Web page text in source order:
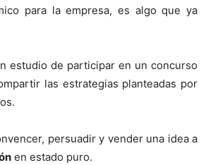
para la empresa, es algo que ya
estudio de participar en un concurso
las estrategias planteadas por
persuadir y vender una idea a
en estado puro.